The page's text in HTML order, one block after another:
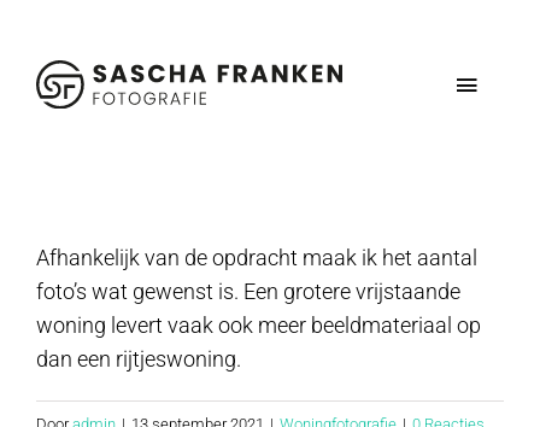
inhoud
Toggle
Vastgoedmedia
Schoolfotografie
Contact
Afhankelijk van de opdracht maak ik het aantal
foto’s wat gewenst is. Een grotere vrijstaande
woning levert vaak ook meer beeldmateriaal op
dan een rijtjeswoning.